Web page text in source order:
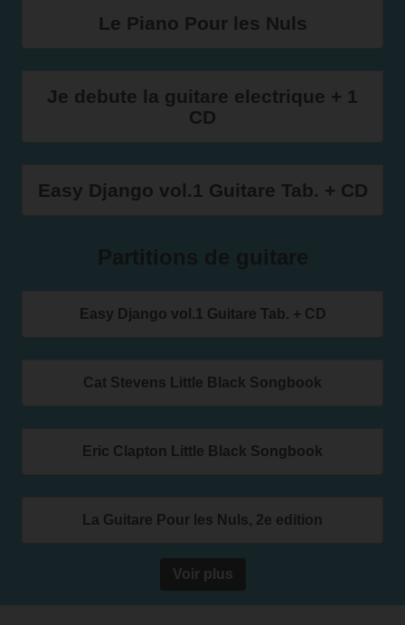
Le Piano Pour les Nuls
Je debute la guitare electrique + 1
CD
Easy Django vol.1 Guitare Tab. + CD
Easy Django vol.1 Guitare Tab. + CD
Cat Stevens Little Black Songbook
Eric Clapton Little Black Songbook
La Guitare Pour les Nuls, 2e edition
Voir plus